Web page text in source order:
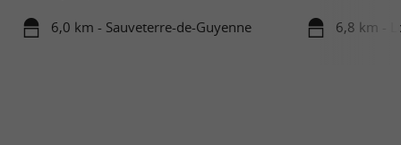
6,0 km - Sauveterre-de-Guyenne 6,8 km -